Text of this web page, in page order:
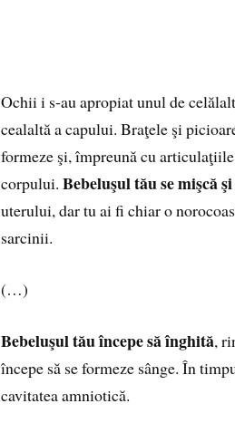
Ochii i s-au apropiat unul de
cealaltă a capului. Braţele şi
formeze şi, împreună cu
corpului.Bebeluşul tău se mişcă
uterului, dar tu ai fi chiar o
sarcinii.
(…)
Bebeluşul tău începe să înghită,
începe să se formeze sânge. În
cavitatea amniotică.